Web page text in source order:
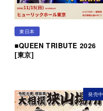
東日本
■QUEEN TRIBUTE 2026
[東京]
発売中